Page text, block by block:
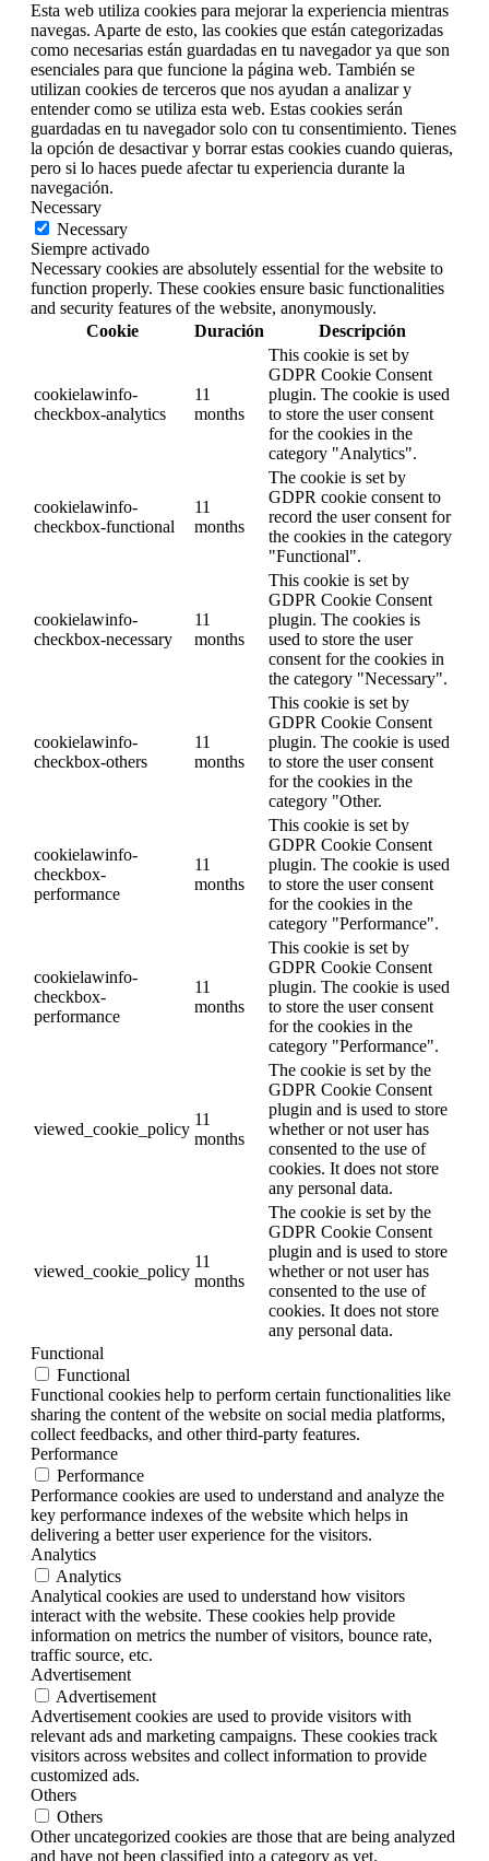
Esta web utiliza cookies para mejorar la experiencia mientras
navegas. Aparte de esto, las cookies que están categorizadas
como necesarias están guardadas en tu navegador ya que son
esenciales para que funcione la página web. También se
utilizan cookies de terceros que nos ayudan a analizar y
entender como se utiliza esta web. Estas cookies serán
guardadas en tu navegador solo con tu consentimiento. Tienes
la opción de desactivar y borrar estas cookies cuando quieras,
pero si lo haces puede afectar tu experiencia durante la
navegación.
Necessary
Necessary
Siempre activado
Necessary cookies are absolutely essential for the website to
function properly. These cookies ensure basic functionalities
and security features of the website, anonymously.
Cookie
Duración Descripción
cookielawinfo-
checkbox-analytics
11
months
This cookie is set by
GDPR Cookie Consent
plugin. The cookie is used
to store the user consent
for the cookies in the
category "Analytics".
cookielawinfo-
checkbox-functional
11
months
The cookie is set by
GDPR cookie consent to
record the user consent for
the cookies in the category
"Functional".
cookielawinfo-
checkbox-necessary
11
months
This cookie is set by
GDPR Cookie Consent
plugin. The cookies is
used to store the user
consent for the cookies in
the category "Necessary".
cookielawinfo-
checkbox-others
11
months
This cookie is set by
GDPR Cookie Consent
plugin. The cookie is used
to store the user consent
for the cookies in the
category "Other.
cookielawinfo-
checkbox-
performance
11
months
This cookie is set by
GDPR Cookie Consent
plugin. The cookie is used
to store the user consent
for the cookies in the
category "Performance".
cookielawinfo-
checkbox-
performance
11
months
This cookie is set by
GDPR Cookie Consent
plugin. The cookie is used
to store the user consent
for the cookies in the
category "Performance".
viewed_cookie_policy
11
months
The cookie is set by the
GDPR Cookie Consent
plugin and is used to store
whether or not user has
consented to the use of
cookies. It does not store
any personal data.
viewed_cookie_policy
11
months
The cookie is set by the
GDPR Cookie Consent
plugin and is used to store
whether or not user has
consented to the use of
cookies. It does not store
any personal data.
Functional
Functional
Functional cookies help to perform certain functionalities like
sharing the content of the website on social media platforms,
collect feedbacks, and other third-party features.
Performance
Performance
Performance cookies are used to understand and analyze the
key performance indexes of the website which helps in
delivering a better user experience for the visitors.
Analytics
Analytics
Analytical cookies are used to understand how visitors
interact with the website. These cookies help provide
information on metrics the number of visitors, bounce rate,
traffic source, etc.
Advertisement
Advertisement
Advertisement cookies are used to provide visitors with
relevant ads and marketing campaigns. These cookies track
visitors across websites and collect information to provide
customized ads.
Others
Others
Other uncategorized cookies are those that are being analyzed
and have not been classified into a category as yet.